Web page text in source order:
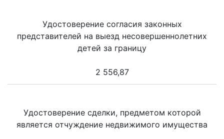
Удостоверение согласия законных
представителей на выезд несовершеннолетних
детей за границу
2 556,87
Удостоверение сделки, предметом которой
является отчуждение недвижимого имущества